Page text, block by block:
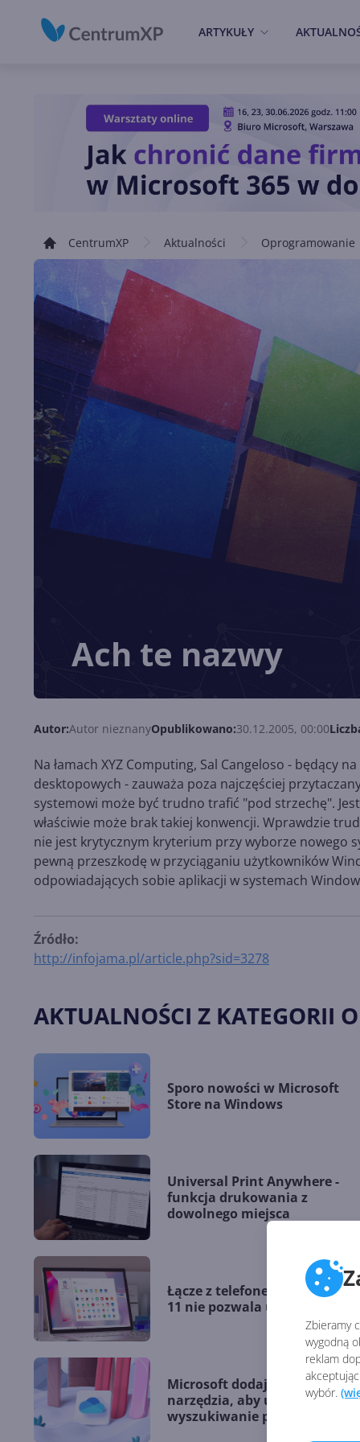
Zbieramy
wygodną
reklam
wybór.
ARTYKUŁY
CentrumXP Aktualności Oprogramowanie
Ach te nazwy
Autor:Autor nieznanyOpublikowano:30.12.2005, 00:00
Na łamach XYZ Computing, Sal Cangeloso - będący
desktopowych - zauważa poza najczęściej
systemowi może być trudno trafić "pod strzechę".
właściwie może brak takiej konwencji. Wprawdzie
nie jest krytycznym kryterium przy wyborze nowego
pewną przeszkodę w przyciąganiu użytkowników
odpowiadających sobie aplikacji w systemach
Źródło:
http://infojama.pl/article.php?sid=3278
AKTUALNOŚCI Z KATEGORII
Sporo nowości w Microsoft
Store na Windows
Universal Print Anywhere -
funkcja drukowania z
dowolnego miejsca
Łącze z telefonem na
11 nie pozwala usunąć
Microsoft dodaje nowe
narzędzia, aby usprawnić
wyszukiwanie plików w